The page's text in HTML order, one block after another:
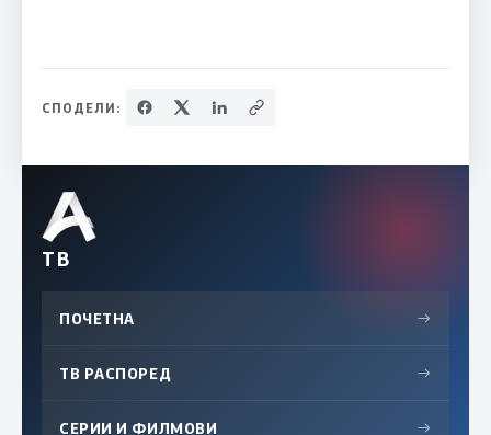
СПОДЕЛИ:
ТВ
ПОЧЕТНА →
ТВ РАСПОРЕД →
СЕРИИ И ФИЛМОВИ →